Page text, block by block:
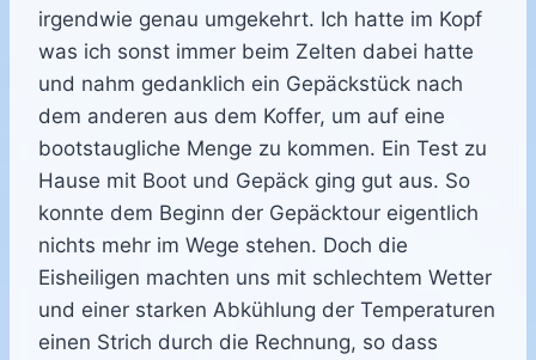
irgendwie genau umgekehrt. Ich hatte im Kopf
was ich sonst immer beim Zelten dabei hatte
und nahm gedanklich ein Gepäckstück nach
dem anderen aus dem Koffer, um auf eine
bootstaugliche Menge zu kommen. Ein Test zu
Hause mit Boot und Gepäck ging gut aus. So
konnte dem Beginn der Gepäcktour eigentlich
nichts mehr im Wege stehen. Doch die
Eisheiligen machten uns mit schlechtem Wetter
und einer starken Abkühlung der Temperaturen
einen Strich durch die Rechnung, so dass